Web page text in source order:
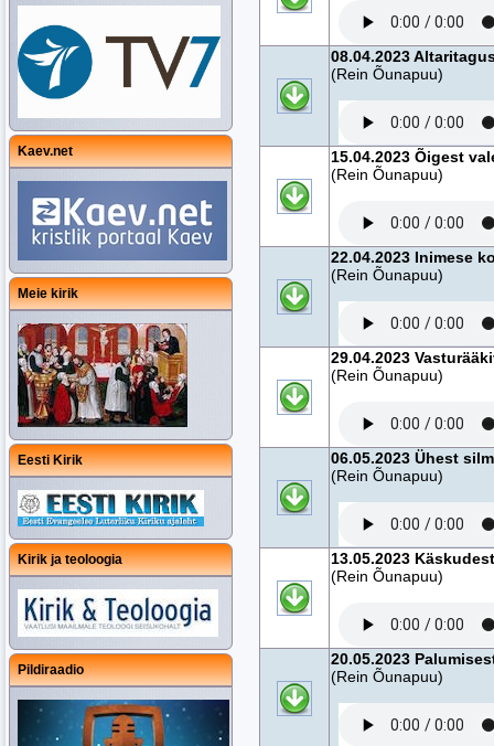
Kaev.net
Meie kirik
Eesti Kirik
Kirik ja teoloogia
Pildiraadio
08.04.2023
(Rein Õunapuu)
15.04.2023 Õigest
(Rein Õunapuu)
22.04.2023 Inimese
(Rein Õunapuu)
29.04.2023
(Rein Õunapuu)
06.05.2023 Ühest
(Rein Õunapuu)
13.05.2023
(Rein Õunapuu)
20.05.2023
(Rein Õunapuu)